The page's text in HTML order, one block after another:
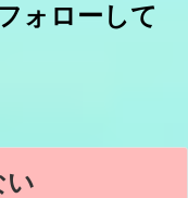
ォローして
い